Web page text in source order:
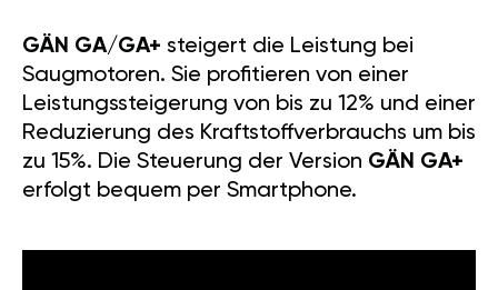
GÄN GA/GA+ steigert die Leistung bei
Saugmotoren. Sie profitieren von einer
Leistungssteigerung von bis zu 12% und einer
Reduzierung des Kraftstoffverbrauchs um bis
zu 15%. Die Steuerung der Version GÄN GA+
erfolgt bequem per Smartphone.